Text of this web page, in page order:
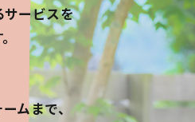
サービスを
ムまで、